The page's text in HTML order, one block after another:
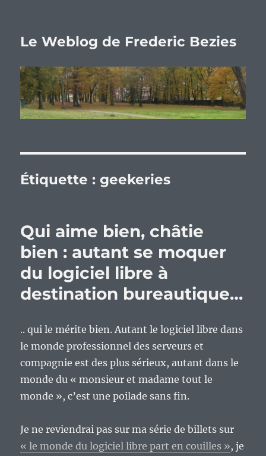
Le Weblog de Frederic Bezies
Étiquette :geekeries
Qui aime bien, châtie
bien : autant se moquer
du logiciel libre à
destination bureautique…
.. qui le mérite bien. Autant le logiciel libre dans
le monde professionnel des serveurs et
compagnie est des plus sérieux, autant dans le
monde du « monsieur et madame tout le
monde », c’est une poilade sans fin.
Je ne reviendrai pas sur ma série de billets sur
« le monde du logiciel libre part en couilles », je